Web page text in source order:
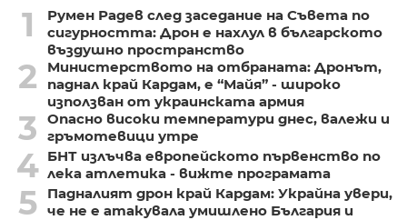
1
Румен Радев след заседание на Съвета по
сигурността: Дрон е нахлул в българското
въздушно пространство
2
Министерството на отбраната: Дронът,
паднал край Кардам, е “Майя” - широко
използван от украинската армия
3
Опасно високи температури днес, валежи и
гръмотевици утре
4 БНТ излъчва европейското първенство по
лека атлетика - вижте програмата
5
Падналият дрон край Кардам: Украйна увери,
че не е атакувала умишлено България и